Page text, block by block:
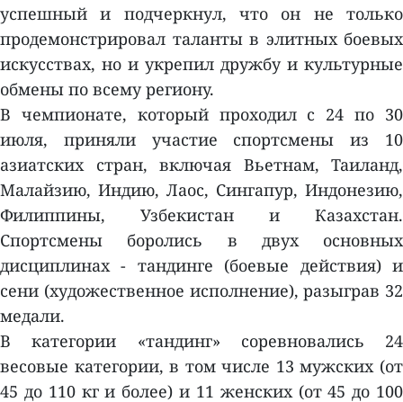
успешный и подчеркнул, что он не только
продемонстрировал таланты в элитных боевых
искусствах, но и укрепил дружбу и культурные
обмены по всему региону.
В чемпионате, который проходил с 24 по 30
июля, приняли участие спортсмены из 10
азиатских стран, включая Вьетнам, Таиланд,
Малайзию, Индию, Лаос, Сингапур, Индонезию,
Филиппины, Узбекистан и Казахстан.
Спортсмены боролись в двух основных
дисциплинах - тандинге (боевые действия) и
сени (художественное исполнение), разыграв 32
медали.
В категории «тандинг» соревновались 24
весовые категории, в том числе 13 мужских (от
45 до 110 кг и более) и 11 женских (от 45 до 100